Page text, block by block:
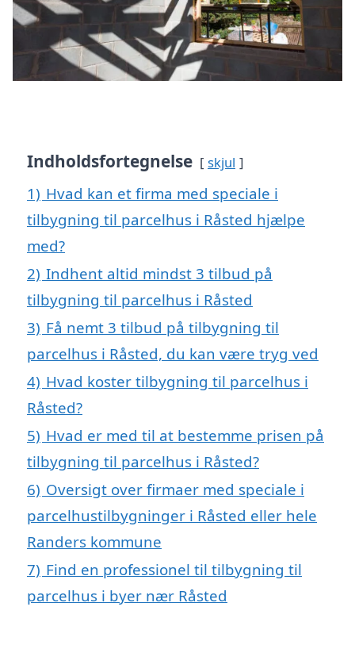
Indholdsfortegnelse skjul
1) Hvad kan et firma med speciale i
tilbygning til parcelhus i Råsted hjælpe
med?
2) Indhent altid mindst 3 tilbud på
tilbygning til parcelhus i Råsted
3) Få nemt 3 tilbud på tilbygning til
parcelhus i Råsted, du kan være tryg ved
4) Hvad koster tilbygning til parcelhus i
Råsted?
5) Hvad er med til at bestemme prisen på
tilbygning til parcelhus i Råsted?
6) Oversigt over firmaer med speciale i
parcelhustilbygninger i Råsted eller hele
Randers kommune
7) Find en professionel til tilbygning til
parcelhus i byer nær Råsted